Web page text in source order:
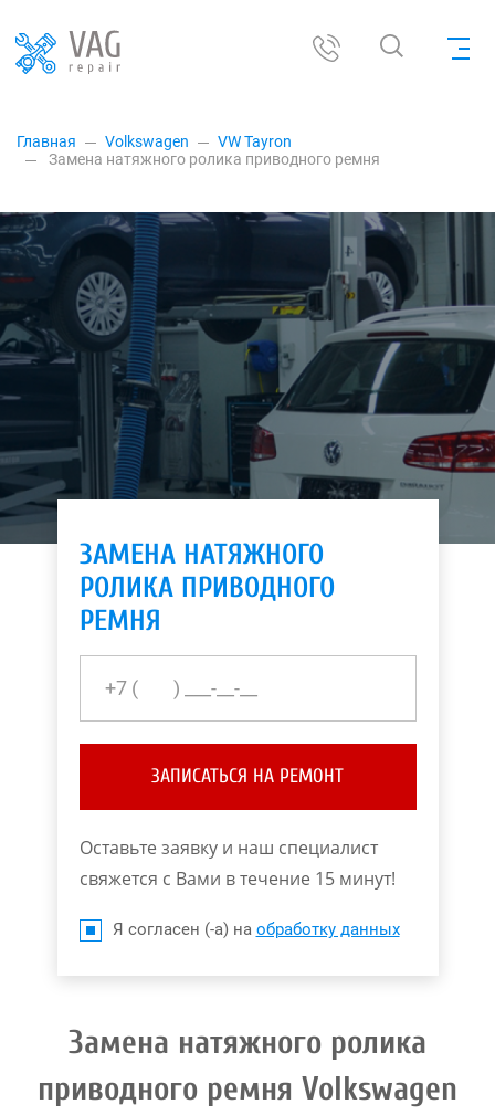
Главная Volkswagen
VW Tayron
Замена натяжного ролика приводного ремня
ЗАМЕНА НАТЯЖНОГО
РОЛИКА ПРИВОДНОГО
РЕМНЯ
ЗАПИСАТЬСЯ НА РЕМОНТ
Оставьте заявку и наш специалист
свяжется с Вами в течение 15 минут!
Я согласен (-а) на обработку данных
Замена натяжного ролика
приводного ремня Volkswagen